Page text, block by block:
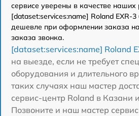
сервисе уверены в качестве наших
[dataset:services:name] Roland EXR-3
дешевле при оформлении заказа
заказа звонка.
[dataset:services:name] Roland
на выезде, если не требует
оборудования и длительного
таких случаях наш мастер
сервис-центр Roland в Казани
Позвоните и наш мастер